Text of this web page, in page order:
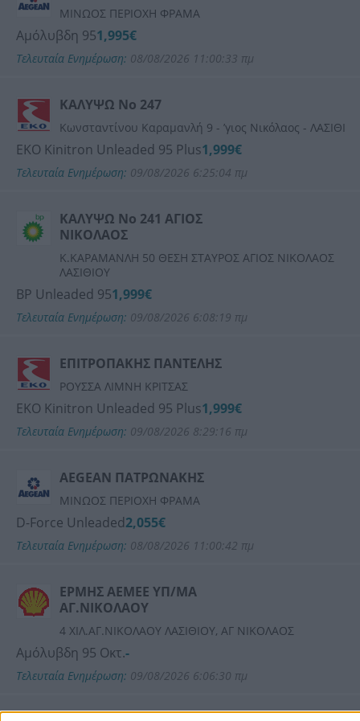
ΜΙΝΩΟΣ ΠΕΡΙΟΧΗ ΦΡΑΜΑ
Αμόλυβδη 951,995€
Τελευταία Ενημέρωση: 08/08/2026 11:00:33 πμ
ΚΑΛΥΨΩ Νο 247
Κωνσταντίνου Καραμανλή 9 - ʼγιος Νικόλαος - ΛΑΣΙΘΙ
ΕΚΟ Kinitron Unleaded 95 Plus1,999€
Τελευταία Ενημέρωση: 09/08/2026 6:25:04 πμ
ΚΑΛΥΨΩ Νο 241 ΑΓΙΟΣ
ΝΙΚΟΛΑΟΣ
Κ.ΚΑΡΑΜΑΝΛΗ 50 ΘΕΣΗ ΣΤΑΥΡΟΣ ΑΓΙΟΣ ΝΙΚΟΛΑΟΣ
ΛΑΣΙΘΙΟΥ
BP Unleaded 951,999€
Τελευταία Ενημέρωση: 09/08/2026 6:08:19 πμ
ΕΠΙΤΡΟΠΑΚΗΣ ΠΑΝΤΕΛΗΣ
ΡΟΥΣΣΑ ΛΙΜΝΗ ΚΡΙΤΣΑΣ
ΕΚΟ Kinitron Unleaded 95 Plus1,999€
Τελευταία Ενημέρωση: 09/08/2026 8:29:16 πμ
AEGEAN ΠΑΤΡΩΝΑΚΗΣ
ΜΙΝΩΟΣ ΠΕΡΙΟΧΗ ΦΡΑΜΑ
D-Force Unleaded2,055€
Τελευταία Ενημέρωση: 08/08/2026 11:00:42 πμ
ΕΡΜΗΣ ΑΕΜΕΕ ΥΠ/ΜΑ
ΑΓ.ΝΙΚΟΛΑΟΥ
4 ΧΙΛ.ΑΓ.ΝΙΚΟΛΑΟΥ ΛΑΣΙΘΙΟΥ, ΑΓ ΝΙΚΟΛΑΟΣ
Αμόλυβδη 95 Οκτ.-
Τελευταία Ενημέρωση: 09/08/2026 6:06:30 πμ